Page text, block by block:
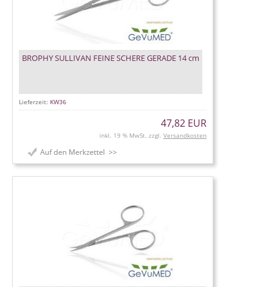
BROPHY SULLIVAN FEINE SCHERE GERADE 14 cm
Lieferzeit: KW36
47,82 EUR
inkl. 19 % MwSt. zzgl. Versandkosten